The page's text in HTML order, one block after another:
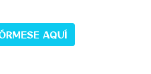
AQUÍ